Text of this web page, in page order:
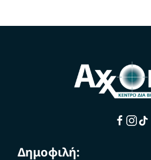
Δημοφιλή: